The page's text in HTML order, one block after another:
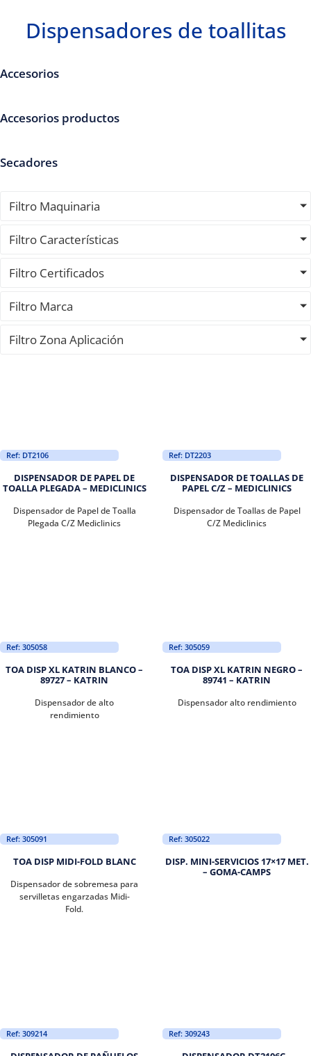
Dispensadores de toallitas
Accesorios
Accesorios productos
Secadores
Filtro Maquinaria
Filtro Características
Filtro Certificados
Filtro Marca
Filtro Zona Aplicación
Ref: DT2106
DISPENSADOR DE PAPEL DE
TOALLA PLEGADA – MEDICLINICS
Dispensador de Papel de Toalla
Plegada C/Z Mediclinics
Ref: DT2203
DISPENSADOR DE TOALLAS DE
PAPEL C/Z – MEDICLINICS
Dispensador de Toallas de Papel
C/Z Mediclinics
Ref: 305058
TOA DISP XL KATRIN BLANCO –
89727 – KATRIN
Dispensador de alto
rendimiento
Ref: 305059
TOA DISP XL KATRIN NEGRO –
89741 – KATRIN
Dispensador alto rendimiento
Ref: 305091
TOA DISP MIDI-FOLD BLANC
Dispensador de sobremesa para
servilletas engarzadas Midi-
Fold.
Ref: 305022
DISP. MINI-SERVICIOS 17×17 MET.
– GOMA-CAMPS
Ref: 309214 Ref: 309243